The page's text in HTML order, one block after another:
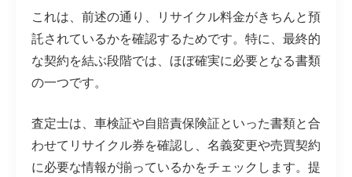
これは、前述の通り、リサイクル料金がきちんと預
託されているかを確認するためです。特に、最終的
な契約を結ぶ段階では、ほぼ確実に必要となる書類
の一つです。
査定士は、車検証や自賠責保険証といった書類と合
わせてリサイクル券を確認し、名義変更や売買契約
に必要な情報が揃っているかをチェックします。提